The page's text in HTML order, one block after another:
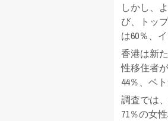
しかし、
び、トッ
は60％、
香港は新
性移住者
44％、ベ
調査では
71％の女